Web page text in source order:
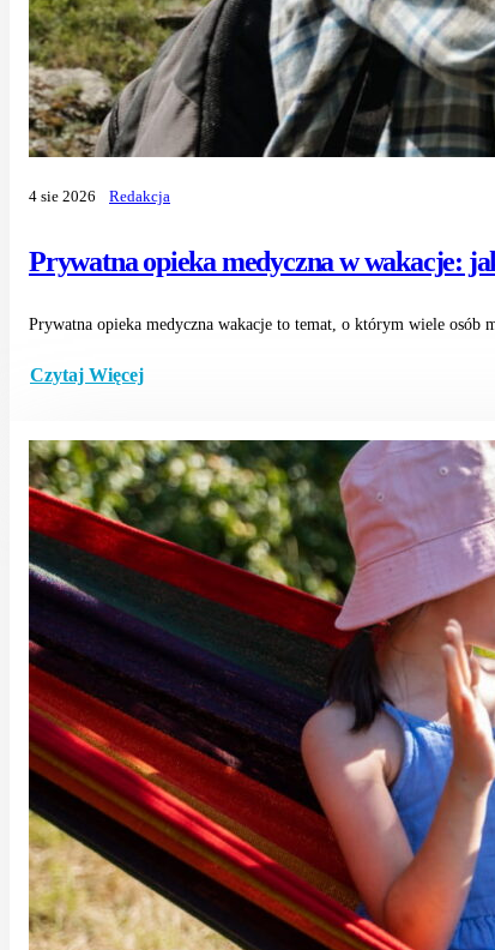
Prywatna opieka medyczna w wakacje:
4 sie 2026 Redakcja
Prywatna opieka medyczna wakacje to temat, o którym wiele osób
Czytaj Więcej